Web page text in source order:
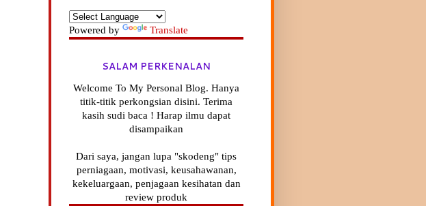
Powered by Translate
SALAM PERKENALAN
Welcome To My Personal Blog. Hanya
titik-titik perkongsian disini. Terima
kasih sudi baca ! Harap ilmu dapat
disampaikan
Dari saya, jangan lupa "skodeng" tips
perniagaan, motivasi, keusahawanan,
kekeluargaan, penjagaan kesihatan dan
review produk